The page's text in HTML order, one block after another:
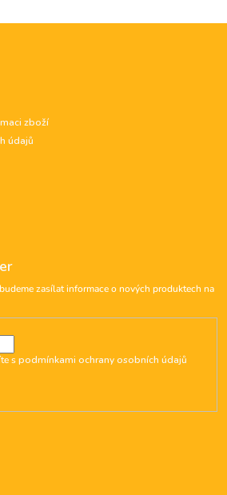
zboží
údajů
zasílat informace o nových produktech na
spodmínkami ochrany osobních údajů